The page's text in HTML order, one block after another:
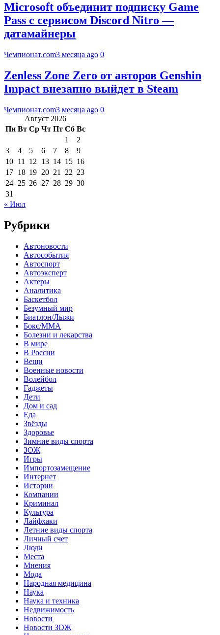
Microsoft объединит подписку Game
Pass с сервисом Discord Nitro —
датамайнеры
Чемпионат.com3 месяца ago 0
Zenless Zone Zero от авторов Genshin
Impact внезапно выйдет в Steam
Чемпионат.com3 месяца ago 0
Август 2026
Пн Вт Ср Чт Пт Сб Вс
1
2
3
4 5 6 7 8
9
10 11 12 13 14 15 16
17 18 19 20 21 22 23
24 25 26 27 28 29 30
31
« Июл
Рубрики
Автоновости
Автособытия
Автоспорт
Автоэксперт
Актеры
Аналитика
Баскетбол
Безумный мир
Биатлон/Лыжи
Бокс/MMA
Болезни и лекарства
В мире
В России
Вещи
Военные новости
Волейбол
Гаджеты
Дети
Дом и сад
Еда
Звёзды
Здоровье
Зимние виды спорта
ЗОЖ
Игры
Импортозамещение
Интернет
Истории
Компании
Криминал
Культура
Лайфхаки
Летние виды спорта
Личный счет
Люди
Места
Мнения
Мода
Народная медицина
Наука
Наука и техника
Недвижимость
Новости
Новости ЗОЖ